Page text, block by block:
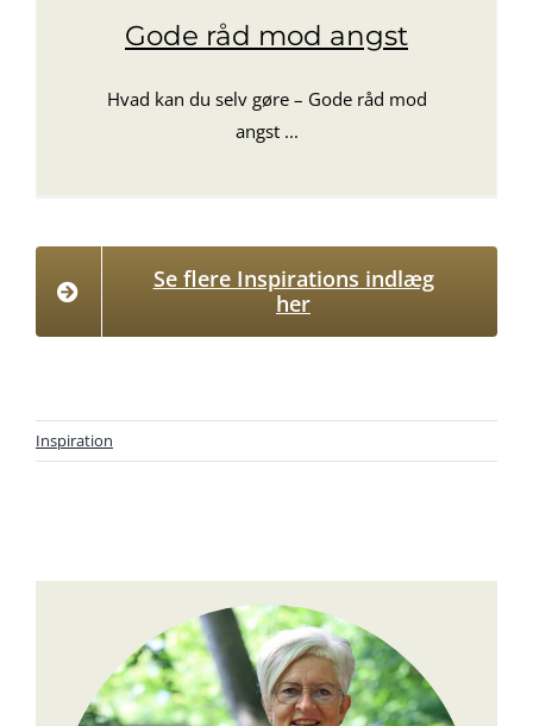
Gode råd mod angst
Hvad kan du selv gøre – Gode råd mod
angst ...
Se flere Inspirations indlæg
her
Inspiration